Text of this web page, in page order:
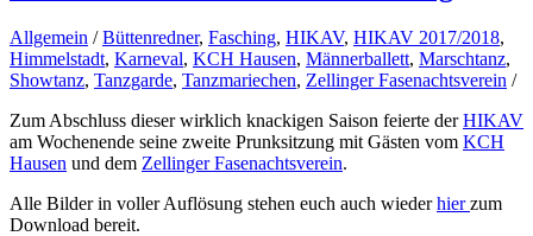
Allgemein / Büttenredner, Fasching, HIKAV, HIKAV 2017/2018,
Himmelstadt, Karneval, KCH Hausen, Männerballett, Marschtanz,
Showtanz, Tanzgarde, Tanzmariechen, Zellinger Fasenachtsverein /
Zum Abschluss dieser wirklich knackigen Saison feierte derHIKAV
am Wochenende seine zweite Prunksitzung mit Gästen vom KCH
Hausen und dem Zellinger Fasenachtsverein.
Alle Bilder in voller Auflösung stehen euch auch wiederhierzum
Download bereit.